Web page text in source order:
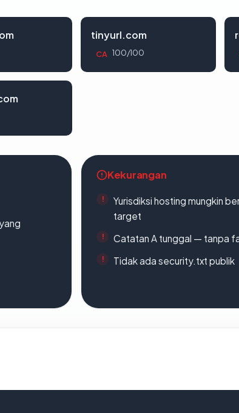
tinyurl.com
CA 100/100
Kekurangan
Yurisdiksi hosting mungkin
target
Catatan A tunggal — tanpa
Tidak ada security.txt publik